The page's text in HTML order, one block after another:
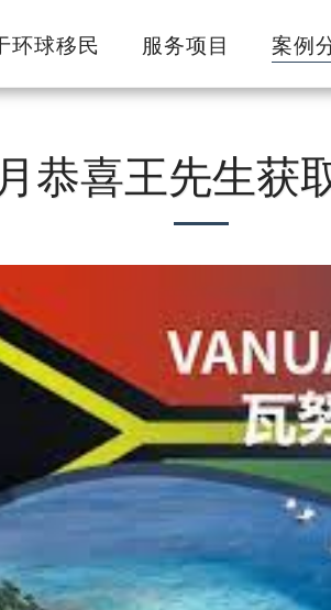
环球移民 服务项目 案例
恭喜王先生获